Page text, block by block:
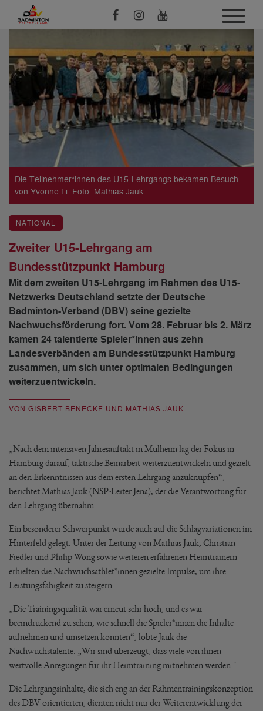
Die Teilnehmer*innen des U15-Lehrgangs bekamen Besuch
von Yvonne Li. Foto: Mathias Jauk
NATIONAL
Zweiter U15-Lehrgang am
Bundesstützpunkt Hamburg
Mit dem zweiten U15-Lehrgang im Rahmen des U15-
Netzwerks Deutschland setzte der Deutsche
Badminton-Verband (DBV) seine gezielte
Nachwuchsförderung fort. Vom 28. Februar bis 2. März
kamen 24 talentierte Spieler*innen aus zehn
Landesverbänden am Bundesstützpunkt Hamburg
zusammen, um sich unter optimalen Bedingungen
weiterzuentwickeln.
VON GISBERT BENECKE UND MATHIAS JAUK
„Nach dem intensiven Jahresauftakt in Mülheim lag der Fokus in
Hamburg darauf, taktische Beinarbeit weiterzuentwickeln und gezielt
an den Erkenntnissen aus dem ersten Lehrgang anzuknüpfen“,
berichtet Mathias Jauk (NSP-Leiter Jena), der die Verantwortung für
den Lehrgang übernahm.
Ein besonderer Schwerpunkt wurde auch auf die Schlagvariationen im
Hinterfeld gelegt. Unter der Leitung von Mathias Jauk, Christian
Fiedler und Philip Wong sowie weiteren erfahrenen Heimtrainern
erhielten die Nachwuchsathlet*innen gezielte Impulse, um ihre
Leistungsfähigkeit zu steigern.
„Die Trainingsqualität war erneut sehr hoch, und es war
beeindruckend zu sehen, wie schnell die Spieler*innen die Inhalte
aufnehmen und umsetzen konnten“, lobte Jauk die
Nachwuchstalente. „Wir sind überzeugt, dass viele von ihnen
wertvolle Anregungen für ihr Heimtraining mitnehmen werden."
Die Lehrgangsinhalte, die sich eng an der Rahmentrainingskonzeption
des DBV orientierten, dienten nicht nur der Weiterentwicklung der